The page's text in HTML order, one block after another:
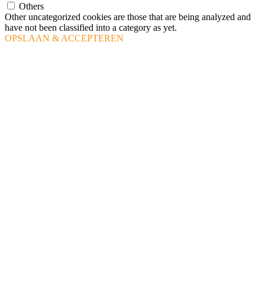
Others
Other uncategorized cookies are those that are being analyzed and
have not been classified into a category as yet.
OPSLAAN & ACCEPTEREN